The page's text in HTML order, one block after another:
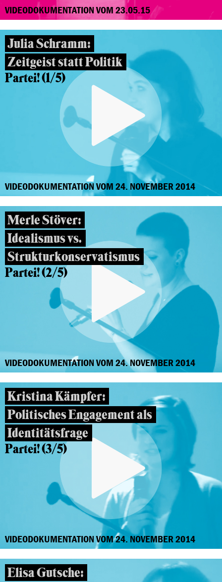
VIDEODOKUMENTATION VOM 23.05.15
Julia Schramm:
Zeitgeist statt Politik
Partei! (1/5)
VIDEODOKUMENTATION VOM 24. NOVEMBER 2014
Merle Stöver:
Idealismus vs.
Strukturkonservatismus
Partei! (2/5)
VIDEODOKUMENTATION VOM 24. NOVEMBER 2014
Kristina Kämpfer:
Politisches Engagement als
Identitätsfrage
Partei! (3/5)
VIDEODOKUMENTATION VOM 24. NOVEMBER 2014
Elisa Gutsche: